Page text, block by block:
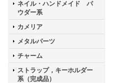
ネイル・ハンドメイド パ
ウダー系
カメリア
メタルパーツ
チャーム
ストラップ，キーホルダー
系（完成品）